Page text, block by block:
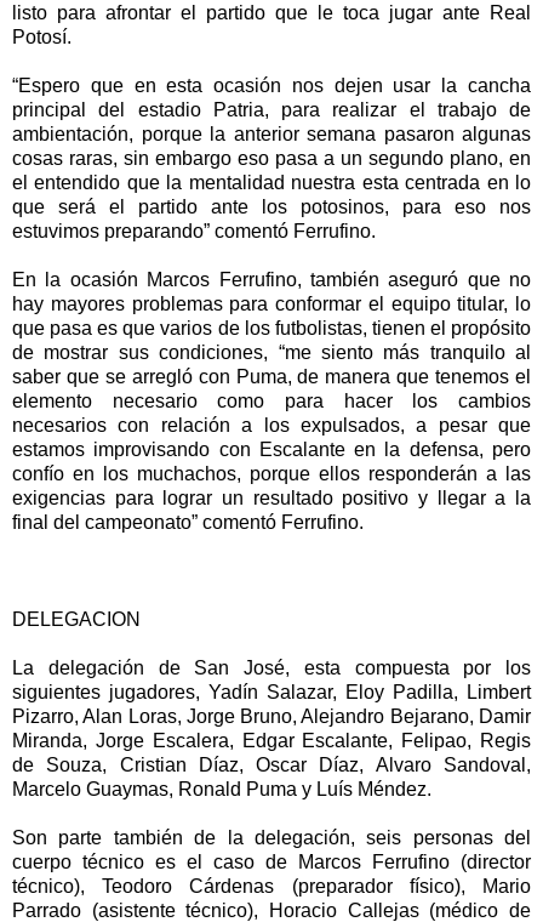
listo para afrontar el partido que le toca jugar ante Real
Potosí.
“Espero que en esta ocasión nos dejen usar la cancha
principal del estadio Patria, para realizar el trabajo de
ambientación, porque la anterior semana pasaron algunas
cosas raras, sin embargo eso pasa a un segundo plano, en
el entendido que la mentalidad nuestra esta centrada en lo
que será el partido ante los potosinos, para eso nos
estuvimos preparando” comentó Ferrufino.
En la ocasión Marcos Ferrufino, también aseguró que no
hay mayores problemas para conformar el equipo titular, lo
que pasa es que varios de los futbolistas, tienen el propósito
de mostrar sus condiciones, “me siento más tranquilo al
saber que se arregló con Puma, de manera que tenemos el
elemento necesario como para hacer los cambios
necesarios con relación a los expulsados, a pesar que
estamos improvisando con Escalante en la defensa, pero
confío en los muchachos, porque ellos responderán a las
exigencias para lograr un resultado positivo y llegar a la
final del campeonato” comentó Ferrufino.
DELEGACION
La delegación de San José, esta compuesta por los
siguientes jugadores, Yadín Salazar, Eloy Padilla, Limbert
Pizarro, Alan Loras, Jorge Bruno, Alejandro Bejarano, Damir
Miranda, Jorge Escalera, Edgar Escalante, Felipao, Regis
de Souza, Cristian Díaz, Oscar Díaz, Alvaro Sandoval,
Marcelo Guaymas, Ronald Puma y Luís Méndez.
Son parte también de la delegación, seis personas del
cuerpo técnico es el caso de Marcos Ferrufino (director
técnico), Teodoro Cárdenas (preparador físico), Mario
Parrado (asistente técnico), Horacio Callejas (médico de